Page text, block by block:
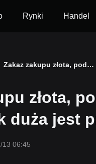
Rynki Handel
Zakaz zakupu złota, podwyższenie ceł na złoto i srebro! Jak duża jest presja walutowa w Indiach?
złota,
duża jest
13 06:45